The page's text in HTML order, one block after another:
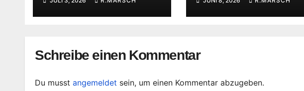
Greiz
Schreibe einen Kommentar
Du musst angemeldet sein, um einen Kommentar abzugeben.